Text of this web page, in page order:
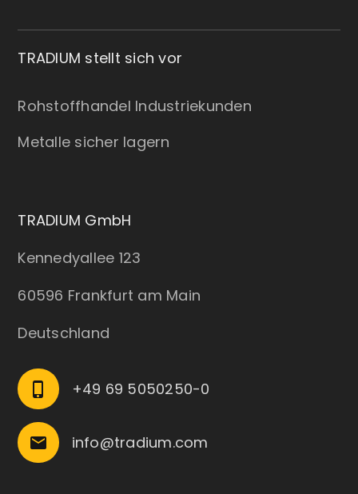
TRADIUM stellt sich vor
Rohstoffhandel Industriekunden
Metalle sicher lagern
TRADIUM GmbH
Kennedyallee 123
60596 Frankfurt am Main
Deutschland
phone_iphone +49 69 5050250-0
email info@tradium.com